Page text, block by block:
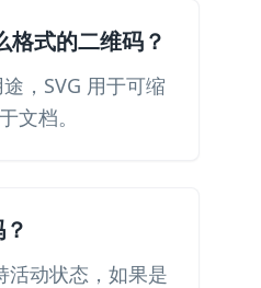
格式的二维码？
，SVG 用于可缩
文档。
活动状态，如果是